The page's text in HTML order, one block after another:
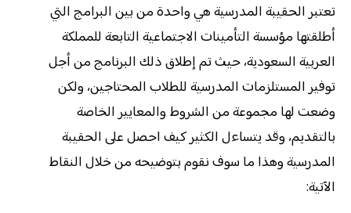
تعتبر الحقيبة المدرسية هي واحدة من بين البرامج التي
أطلقتها مؤسسة التأمينات الاجتماعية التابعة للمملكة
العربية السعودية، حيث تم إطلاق ذلك البرنامج من أجل
توفير المستلزمات المدرسية للطلاب المحتاجين، ولكن
وضعت لها مجموعة من الشروط والمعايير الخاصة
بالتقديم، وقد يتساءل الكثير كيف احصل على الحقيبة
المدرسية وهذا ما سوف نقوم بتوضيحه من خلال النقاط
الآتية: